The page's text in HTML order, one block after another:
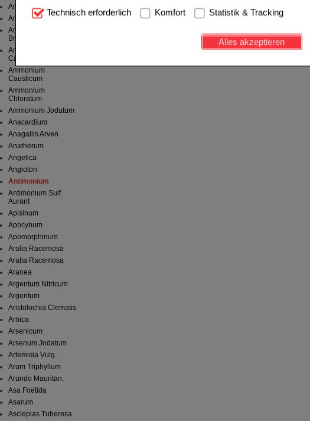
Technisch Notwendig: Hierbei handelt es sich um Cookies, die für die
notwendig sind (z.B. Navigation, Warenkorb, Kundenkonto), weshalb
Diese Cookies werden genutzt um das Einkaufserlebnis noch
beispielsweise für die Wiedererkennung des Besuchers oder unsere
Inhalte anzuzeigen und unser Partnerprogramm zu betreiben.
Statistik & Tracking:
sammeln, mit deren Hilfe wir unsere Website weiter für Sie optimieren
auch die Werbung auf Drittseiten möglichst relevant für Sie zu gestalten.
teilweise an Dritte wie z.B. Google oder soziale Medien übertragen
Technisch erforderlich Komfort Statistik & Tracking
Alles akzeptieren
Ambra
Ammi Visnaga
Ammonium
Bromatum
Ammonium
Carbonicum
Ammonium
Causticum
Ammonium
Chloratum
Ammonium Jodatum
Anacardium
Anagallis Arven
Anatherum
Angelica
Angioton
Antimonium
Antimonium Sulf.
Aurant
Apisinum
Apocynum
Apomorphinum
Aralia Racemosa
Aralia Racemosa
Aranea
Argentum Nitricum
Argentum
Aristolochia Clematis
Arnica
Arsenicum
Arsenum Jodatum
Artemisia Vulg.
Arum Triphyllum
Arundo Mauritan.
Asa Foetida
Asarum
Asclepias Tuberosa